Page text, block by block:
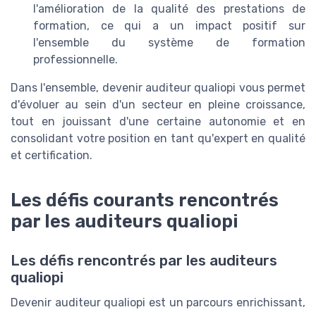
l'amélioration de la qualité des prestations de
formation, ce qui a un impact positif sur
l'ensemble du système de formation
professionnelle.
Dans l'ensemble, devenir auditeur qualiopi vous permet
d'évoluer au sein d'un secteur en pleine croissance,
tout en jouissant d'une certaine autonomie et en
consolidant votre position en tant qu'expert en qualité
et certification.
Les défis courants rencontrés
par les auditeurs qualiopi
Les défis rencontrés par les auditeurs
qualiopi
Devenir auditeur qualiopi est un parcours enrichissant,